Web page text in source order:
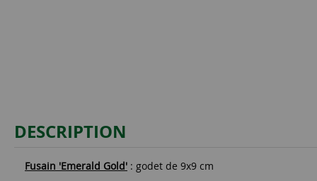
DESCRIPTION
Fusain 'Emerald Gold' : godet de 9x9 cm